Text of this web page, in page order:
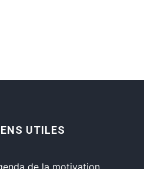
UTILES
de la motivation